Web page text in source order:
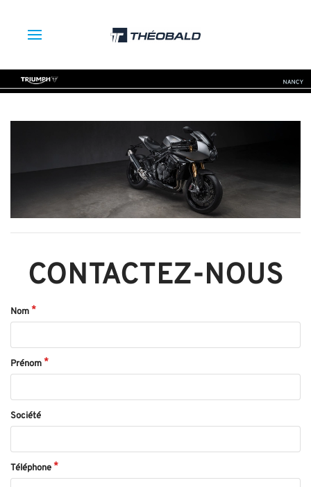
CONTACTEZ-NOUS
Nom
Prénom
Société
Téléphone